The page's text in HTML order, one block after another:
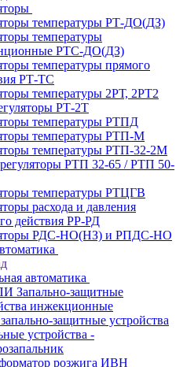
температуры РТ-ДО(ДЗ)
температуры
РТС-ДО(ДЗ)
температуры прямого
РТ-ТС
температуры 2РТ, 2РT2
РТ-2Т
температуры РТПД
температуры РТП-M
температуры РТП-32-2М
РТП 32-65 / РТП 50-
температуры РТЦГВ
расхода и давления
действия РР-РД
РДС-НО(НЗ) и РПДС-НО
автоматика
Запально-защитные
инжекционные
защитные устройства
устройства -
розжига ИВН